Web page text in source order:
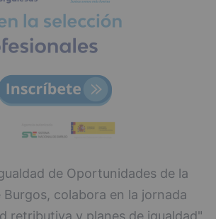
de Oportunidades de la
Burgos, colabora en la jornada
retributiva y planes de igualdad"